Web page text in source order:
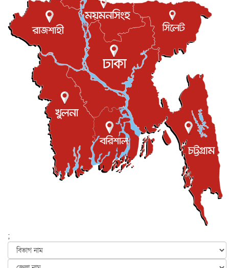
বিনোদন ৬ আগস্ট, ২০২৬
যুক্তরাজ্যে বসবাসরত জাতীয়তাবাদী কুলাউড়াবাসীর মত বিনিময়
সভা...
ইউকে কমিউনিটি ৫ আগস্ট, ২০২৬
প্রধানমন্ত্রীকে সৌদি আরব সফরের আমন্ত্রণ
জাতীয় ৫ আগস্ট, ২০২৬
জুলাই গণ-অভ্যুত্থান দিবস আজ, স্মরণে দেশজুড়ে কর্মসূচি
জাতীয় ৫ আগস্ট, ২০২৬
জনগণ পরিবর্তন চেয়েছে বলেই জুলাই আন্দোলন সফল :
৫ আগস্ট, ২০২৬
বেনজীর আহমেদের সঙ্গে পরীমনির ঘনিষ্ঠ সম্পর্ক ছিল : নাসির
মাহম...
জাতীয় ৫ আগস্ট, ২০২৬
হরমুজ নিয়ে ইরান-মার্কিন চুক্তি হতে পারে আজ : মার্কিন অর্থমন...
৫ আগস্ট, ২০২৬
পৃথিবীর দিকে আসছে বিধ্বংসী বস্তু, পারমাণবিক বোমা দিয়ে করা
আন্তর্জাতিক ৫ আগস্ট, ২০২৬
কেনিয়ায় ১৫ হাতির রহস্যজনক মৃত্যু, সন্দেহের মুখে কীটনাশকের
;